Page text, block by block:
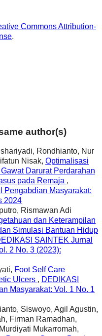
Commons Attribution-
.
author(s)
Rondhianto, Nur
Nisak, Optimalisasi
Darurat Perdarahan
pada Remaja ,
Pengabdian Masyarakat:
2024
Rismawan Adi
dan Keterampilan
Simulasi Bantuan Hidup
SAINTEK Jurnal
2 No. 3 (2023):
Foot Self Care
Ulcers , DEDIKASI
Masyarakat: Vol. 1 No. 1
Siswoyo, Agil Agustin,
Firman Ramadhan,
Mukarromah,